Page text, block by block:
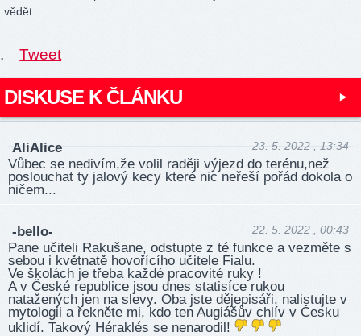
vědět
. Tweet
DISKUSE K ČLÁNKU
AliAlice 23. 5. 2022 , 13:34
Vůbec se nedivím,že volil raději výjezd do terénu,než
poslouchat ty jalový kecy které nic neřeší pořád dokola o
ničem...
-bello- 22. 5. 2022 , 00:43
Pane učiteli Rakušane, odstupte z té funkce a vezměte s
sebou i květnatě hovořícího učitele Fialu.
Ve školách je třeba každé pracovité ruky !
A v České republice jsou dnes statisíce rukou
natažených jen na slevy. Oba jste dějepisáři, nalistujte v
mytologii a řekněte mi, kdo ten Augiášův chlív v Česku
uklidí. Takový Héraklés se nenarodil!